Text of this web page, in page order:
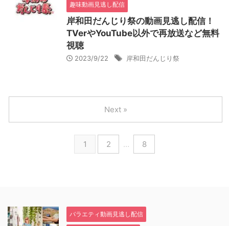
趣味動画見逃し配信
岸和田だんじり祭の動画見逃し配信！
TVerやYouTube以外で再放送など無料
視聴
2023/9/22 岸和田だんじり祭
1 2 … 8
Next »
バラエティ動画見逃し配信